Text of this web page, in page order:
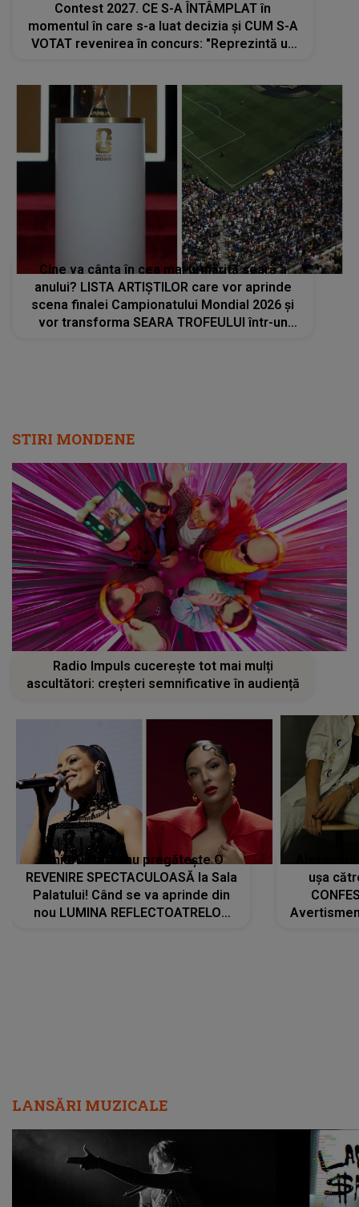
Contest 2027. CE S-A ÎNTÂMPLAT în
momentul în care s-a luat decizia și CUM S-A
VOTAT revenirea în concurs: "Reprezintă un
Cine va cânta în cea mai urmărită seară a
anului? LISTA ARTIȘTILOR care vor aprinde
scena finalei Campionatului Mondial 2026 și
vor transforma SEARA TROFEULUI într-un
STIRI MONDENE
Radio Impuls cucerește tot mai mulți
ascultători: creșteri semnificative în audiență
Tania Turtureanu pregătește O
REVENIRE SPECTACULOASĂ la Sala
Palatului! Când se va aprinde din
nou LUMINA REFLECTOATRELOR
ușa
LANSĂRI MUZICALE